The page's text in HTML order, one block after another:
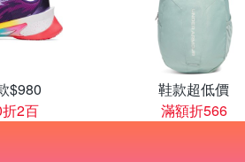
$980
2百
鞋款超低價
滿額折566